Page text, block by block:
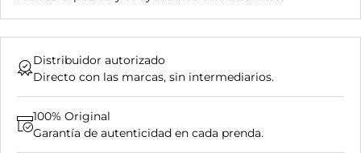
Distribuidor autorizado
Directo con las marcas, sin intermediarios.
100% Original
Garantía de autenticidad en cada prenda.